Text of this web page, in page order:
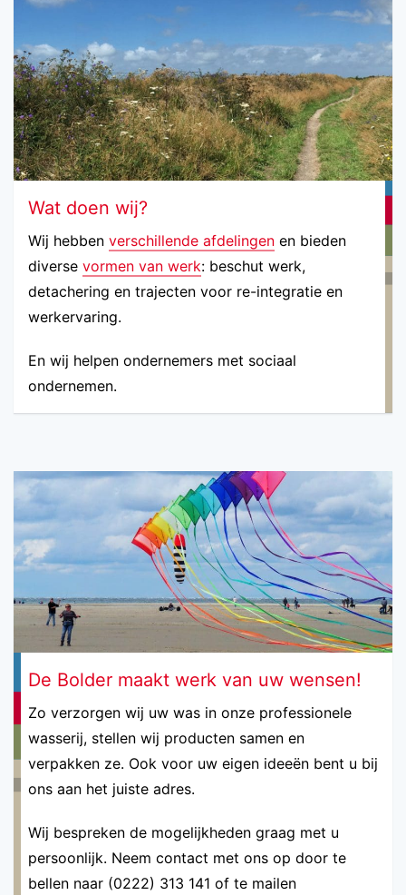
Wat doen wij?
Wij hebben verschillende afdelingen en bieden
diverse vormen van werk: beschut werk,
detachering en trajecten voor re-integratie en
werkervaring.
En wij helpen ondernemers met sociaal
ondernemen.
De Bolder maakt werk van uw wensen!
Zo verzorgen wij uw was in onze professionele
wasserij, stellen wij producten samen en
verpakken ze. Ook voor uw eigen ideeën bent u bij
ons aan het juiste adres.
Wij bespreken de mogelijkheden graag met u
persoonlijk. Neem contact met ons op door te
bellen naar (0222) 313 141 of te mailen